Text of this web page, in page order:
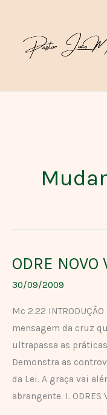
conteúdo
ODRE NOVO
30/09/2009
Mc 2.22
mensagem da cruz
ultrapassa as
Demonstra as
da Lei. A graça vai
abrangente. I. ODRES
ODRE
NOVO
NOVO